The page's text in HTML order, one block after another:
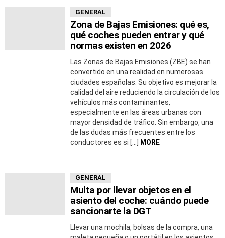
GENERAL
Zona de Bajas Emisiones: qué es,
qué coches pueden entrar y qué
normas existen en 2026
Las Zonas de Bajas Emisiones (ZBE) se han
convertido en una realidad en numerosas
ciudades españolas. Su objetivo es mejorar la
calidad del aire reduciendo la circulación de los
vehículos más contaminantes,
especialmente en las áreas urbanas con
mayor densidad de tráfico. Sin embargo, una
de las dudas más frecuentes entre los
conductores es si […]
MORE
GENERAL
Multa por llevar objetos en el
asiento del coche: cuándo puede
sancionarte la DGT
Llevar una mochila, bolsas de la compra, una